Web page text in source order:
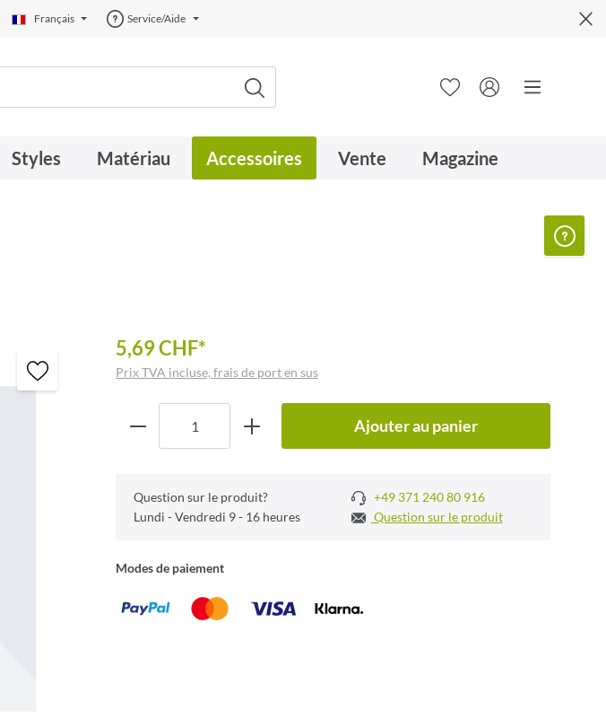
Français Service/Aide
Styles Matériau Accessoires Vente Magazine
5,69 CHF*
Prix TVA incluse, frais de port en sus
Ajouter au panier
Question sur le produit?
+49 371 240 80 916
Lundi - Vendredi 9 - 16 heures
Question sur le produit
Modes de paiement